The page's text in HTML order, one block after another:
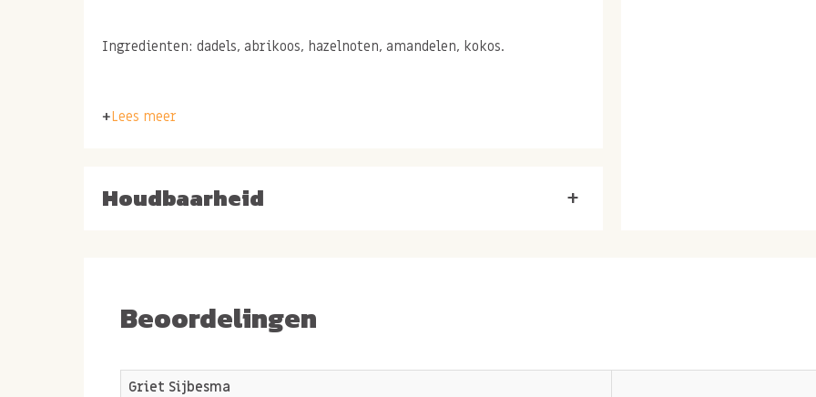
Ingredienten: dadels, abrikoos, hazelnoten, amandelen, kokos.
Lees meer
Houdbaarheid +
Beoordelingen
Griet Sijbesma